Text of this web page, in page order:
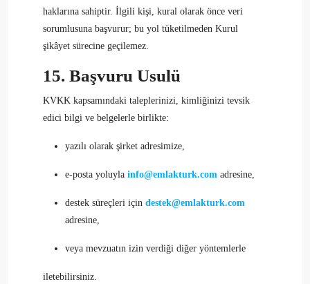
haklarına sahiptir. İlgili kişi, kural olarak önce veri
sorumlusuna başvurur; bu yol tüketilmeden Kurul
şikâyet sürecine geçilemez.
15. Başvuru Usulü
KVKK kapsamındaki taleplerinizi, kimliğinizi tevsik
edici bilgi ve belgelerle birlikte:
yazılı olarak şirket adresimize,
e-posta yoluyla info@emlakturk.com adresine,
destek süreçleri için destek@emlakturk.com
adresine,
veya mevzuatın izin verdiği diğer yöntemlerle
iletebilirsiniz.